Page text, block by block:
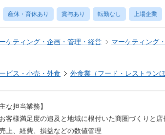
産休・育休あり 賞与あり 転勤なし 上場企業
ケティング・企画・管理・経営 マーケティング
ビス・小売・外食 外食業（フード・レストランほ
主な担当業務】
お客様満足度の追及と地域に根付いた商圏づくりと店
売上、経費、損益などの数値管理